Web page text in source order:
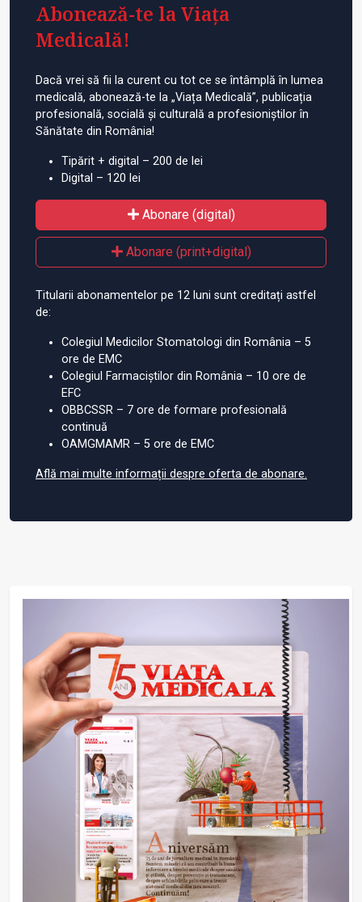
Abonează-te la Viața
Medicală!
Dacă vrei să fii la curent cu tot ce se întâmplă în lumea
medicală, abonează-te la „Viața Medicală”, publicația
profesională, socială și culturală a profesioniștilor în
Sănătate din România!
Tipărit + digital – 200 de lei
Digital – 120 lei
Abonare (digital)
Abonare (print+digital)
Titularii abonamentelor pe 12 luni sunt creditați astfel
de:
Colegiul Medicilor Stomatologi din România – 5
ore de EMC
Colegiul Farmaciștilor din România – 10 ore de
EFC
OBBCSSR – 7 ore de formare profesională
continuă
OAMGMAMR – 5 ore de EMC
Află mai multe informații despre oferta de abonare.